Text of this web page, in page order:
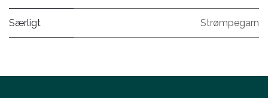
Særligt Strømpegarn